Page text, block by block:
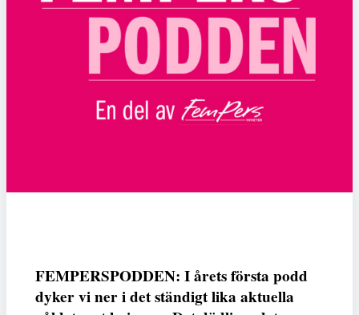
FEMPERSPODDEN: I årets första podd
dyker vi ner i det ständigt lika aktuella